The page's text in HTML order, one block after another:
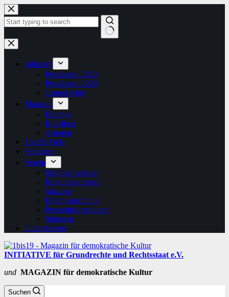
Zum
Inhalt
springen
Keine
Ergebnisse
Initiative
Positionen 2023
Positionen 2020
Grundrechte
Magazin
Beiträge
Rubriken
Autoren
1bis19-Preis
Aktionen
Verein
Mitglied werden
Regionalgruppen
Satzung
Beitragsordnung
Presseinformationen
Stimmen
Unterstützen
INITIATIVE für Grundrechte und Rechtsstaat e.V.
und MAGAZIN für demokratische Kultur
Suchen